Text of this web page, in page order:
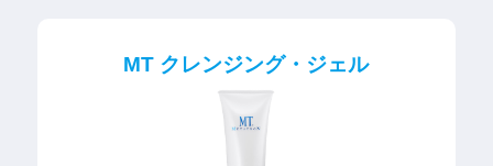
MT クレンジング・ジェル